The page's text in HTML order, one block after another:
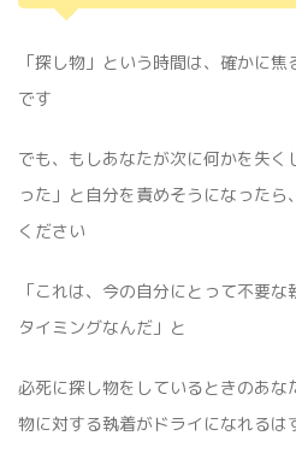
「探し物」という時間は、確かに
です
でも、もしあなたが次に何かを失
った」と自分を責めそうになった
ください
「これは、今の自分にとって不要
タイミングなんだ」と
必死に探し物をしているときのあな
物に対する執着がドライになれるは